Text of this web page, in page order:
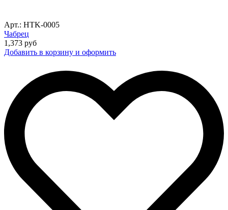
Арт.: HTK-0005
Чабрец
1,373 руб
Добавить в корзину и оформить